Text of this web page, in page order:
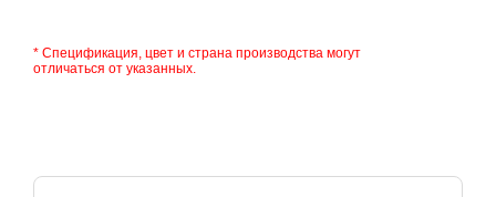
* Спецификация, цвет и страна производства могут
отличаться от указанных.